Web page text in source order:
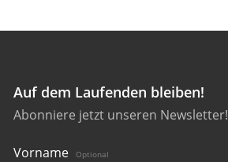
Auf dem Laufenden bleiben!
Abonniere jetzt unseren Newsletter!
Vorname Optional